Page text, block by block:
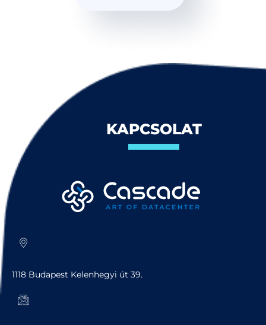
KAPCSOLAT
1118 Budapest Kelenhegyi út 39.